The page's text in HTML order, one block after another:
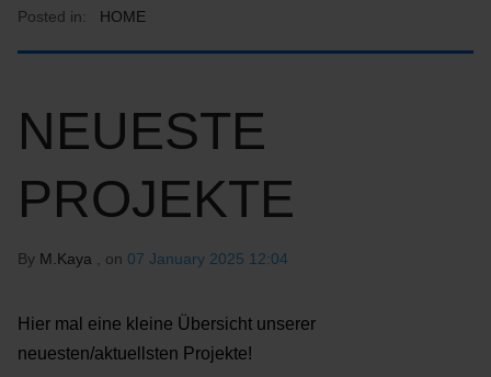
Posted in: HOME
NEUESTE
PROJEKTE
By M.Kaya , on 07 January 2025 12:04
Hier mal eine kleine Übersicht unserer
neuesten/aktuellsten Projekte!